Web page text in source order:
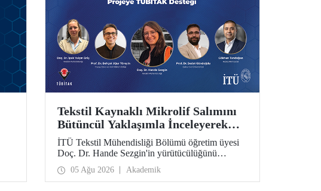
Tekstil Kaynaklı Mikrolif Salımını
Bütüncül Yaklaşımla İnceleyerek
Analiz ve Azaltım Stratejileri
Geliştirecek Projeye TÜBİTAK
Desteği
İTÜ Tekstil Mühendisliği Bölümü öğretim üyesi
Doç. Dr. Hande Sezgin'in yürütücülüğünü
üstlendiği “Sürdürülebilir Pamuk ve Polyester
Esaslı Tekstil Ürünlerinde Kullanım Koşullarına
Bağlı Mikrolif Salımı: Aşınma, UV Maruziyeti ve
05 Ağu 2026 Akademik